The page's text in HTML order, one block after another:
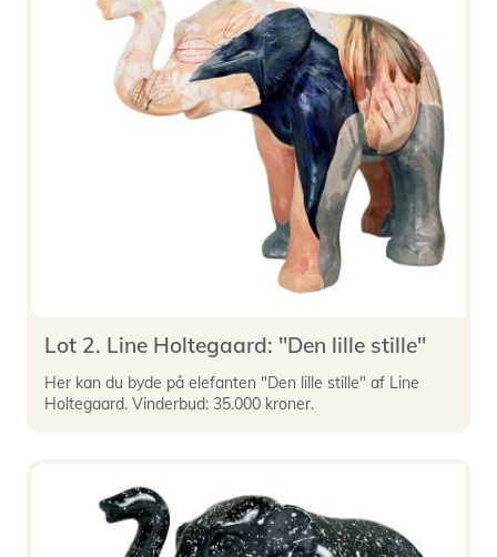
Lot 2. Line Holtegaard: "Den lille stille"
Her kan du byde på elefanten "Den lille stille" af Line
Holtegaard. Vinderbud: 35.000 kroner.